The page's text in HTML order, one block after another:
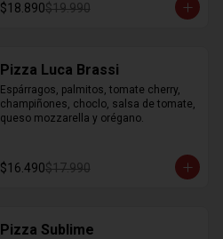
$18.890$19.990
Pizza Luca Brassi
Espárragos, palmitos, tomate cherry,
champiñones, choclo, salsa de tomate,
queso mozzarella y orégano.
$16.490$17.990
Pizza Sublime